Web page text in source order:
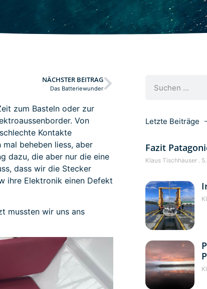
NÄCHSTER BEITRAG
Das Batteriewunder
zum Basteln oder zur
Von
Kontakte
beheben liess, aber
dazu, die aber nur die eine
dass wir die Stecker
ihre Elektronik einen Defekt
mussten wir uns ans
Letzte Beiträge
Fazit
Klaus Tischhauser